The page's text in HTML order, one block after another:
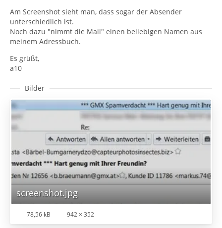
Am Screenshot sieht man, dass sogar der Absender
unterschiedlich ist.
Noch dazu "nimmt die Mail" einen beliebigen Namen aus
meinem Adressbuch.
Es grüßt,
a10
Bilder
screenshot.jpg
78,56 kB 942 × 352